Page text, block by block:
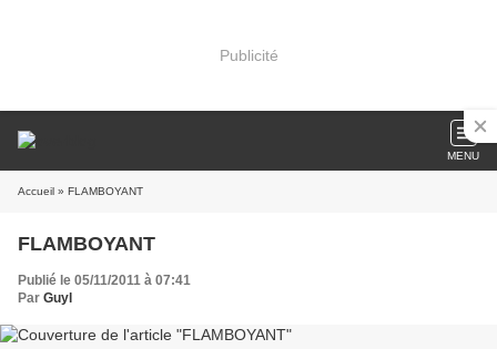
Publicité
MENU
Accueil » FLAMBOYANT
FLAMBOYANT
Publié le 05/11/2011 à 07:41
Par Guyl